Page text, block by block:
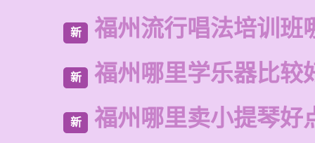
新 福州流行唱法培训班
新 福州哪里学乐器比较
新 福州哪里卖小提琴好